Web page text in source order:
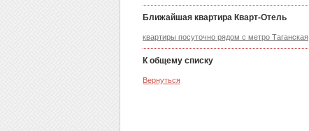
Ближайшая квартира Кварт-Отель
квартиры посуточно рядом с метро Таганская
К общему списку
Вернуться